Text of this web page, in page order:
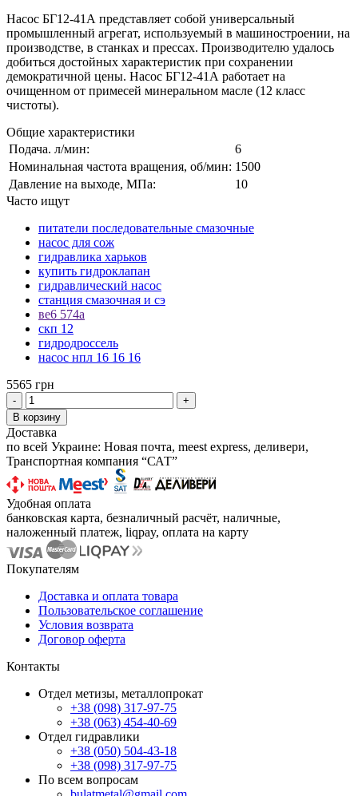
Насос БГ12-41А представляет собой универсальный
промышленный агрегат, используемый в машиностроении, на
производстве, в станках и прессах. Производителю удалось
добиться достойных характеристик при сохранении
демократичной цены. Насос БГ12-41А работает на
очищенном от примесей минеральном масле (12 класс
чистоты).
Общие характеристики
Подача. л/мин:
6
Номинальная частота вращения, об/мин: 1500
Давление на выходе, МПа:
10
Часто ищут
питатели последовательные смазочные
насос для сож
гидравлика харьков
купить гидроклапан
гидравлический насос
станция смазочная и сэ
ве6 574а
скп 12
гидродроссель
насос нпл 16 16 16
5565 грн
-
+
В корзину
Доставка
по всей Украине: Новая почта, meest express, деливери,
Транспортная компания “САТ”
Удобная оплата
банковская карта, безналичный расчёт, наличные,
наложенный платеж, liqpay, оплата на карту
Покупателям
Доставка и оплата товара
Пользовательское соглашение
Условия возврата
Договор оферта
Контакты
Отдел метизы, металлопрокат
+38 (098) 317-97-75
+38 (063) 454-40-69
Отдел гидравлики
+38 (050) 504-43-18
+38 (098) 317-97-75
По всем вопросам